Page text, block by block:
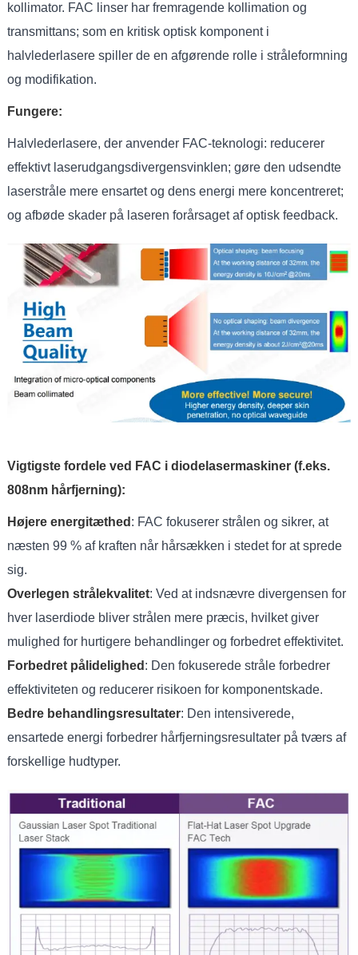
kollimator. FAC linser har fremragende kollimation og
transmittans; som en kritisk optisk komponent i
halvlederlasere spiller de en afgørende rolle i stråleformning
og modifikation.
Fungere:
Halvlederlasere, der anvender FAC-teknologi: reducerer
effektivt laserudgangsdivergensvinklen; gøre den udsendte
laserstråle mere ensartet og dens energi mere koncentreret;
og afbøde skader på laseren forårsaget af optisk feedback.
Vigtigste fordele ved FAC i diodelasermaskiner (f.eks.
808nm hårfjerning):
Højere energitæthed : FAC fokuserer strålen og sikrer, at
næsten 99 % af kraften når hårsækken i stedet for at sprede
sig.
Overlegen strålekvalitet: Ved at indsnævre divergensen for
hver laserdiode bliver strålen mere præcis, hvilket giver
mulighed for hurtigere behandlinger og forbedret effektivitet.
Forbedret pålidelighed : Den fokuserede stråle forbedrer
effektiviteten og reducerer risikoen for komponentskade.
Bedre behandlingsresultater: Den intensiverede,
ensartede energi forbedrer hårfjerningsresultater på tværs af
forskellige hudtyper.